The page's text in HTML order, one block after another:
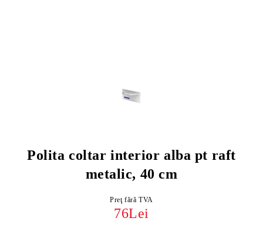
Polita coltar interior alba pt raft
metalic, 40 cm
Preţ fără TVA
76Lei